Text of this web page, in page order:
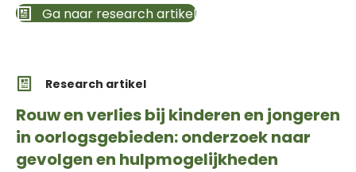
Ga naar research artikel
Research artikel
Rouw en verlies bij kinderen en jongeren
in oorlogsgebieden: onderzoek naar
gevolgen en hulpmogelijkheden